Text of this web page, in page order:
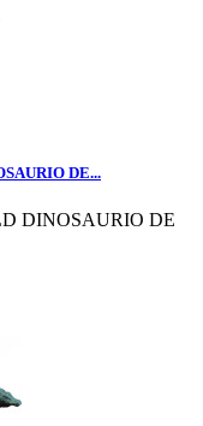
DE...
DINOSAURIO DE